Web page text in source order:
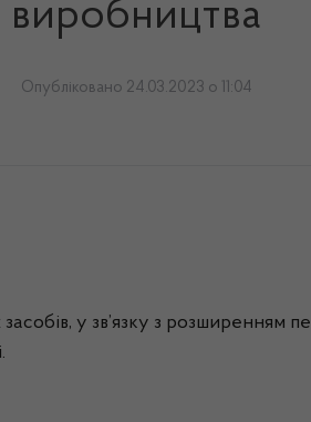
виробництва
Опубліковано 24.03.2023 о 11:04
у зв’язку з